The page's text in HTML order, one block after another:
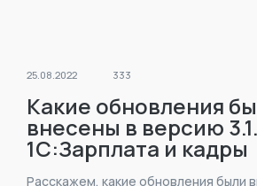
25.08.2022 333
Какие обновления
внесены в версию
1С:Зарплата и кадры
государственного
Расскажем, какие обновления были